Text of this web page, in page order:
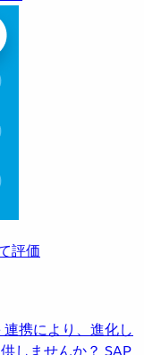
評価
携により、進化し
しませんか？ SAP